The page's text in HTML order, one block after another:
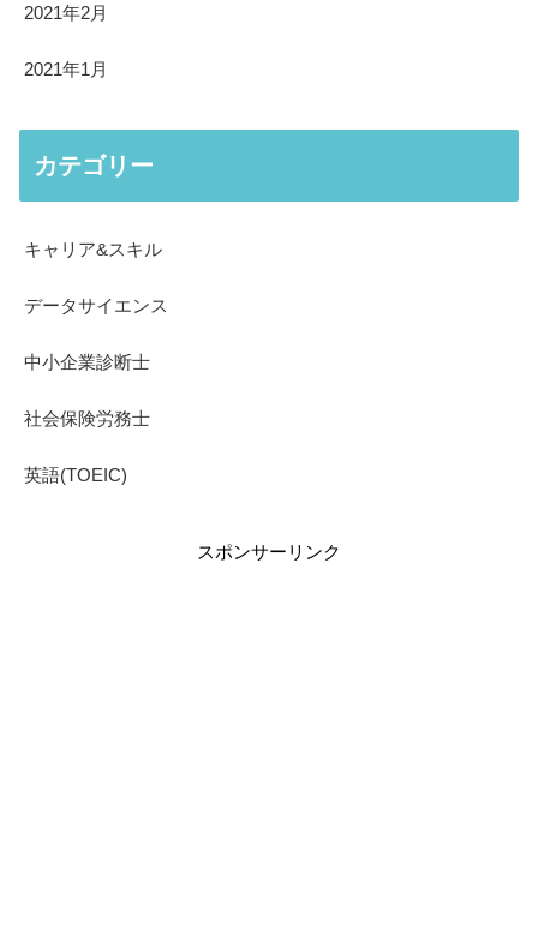
2021年2月
2021年1月
カテゴリー
キャリア&スキル
データサイエンス
中小企業診断士
社会保険労務士
英語(TOEIC)
スポンサーリンク